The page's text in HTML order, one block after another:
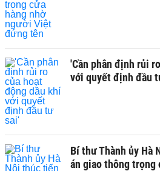
'Cần phân định rủi
với quyết định đầu
Bí thư Thành ủy Hà
án giao thông trọng